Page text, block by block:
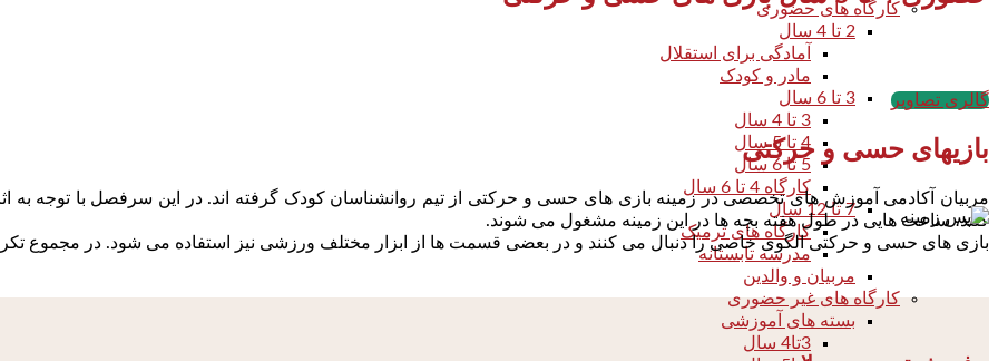
کارگاه های حضوری
2 تا 4 سال
آمادگی برای استقلال
مادر و کودک
3 تا 6 سال
3 تا 4 سال
4 تا 5 سال
5 تا 6 سال
کارگاه 4 تا 6 سال
7 تا 12 سال
کارگاه های ترمیک
مدرسه تابستانه
مربیان و والدین
کارگاه های غیر حضوری
بسته های آموزشی
3تا4 سال
گالری تصاویر
بازیهای حسی و حرکتی
مربیان آکادمی آموزش های تخصصی در زمینه بازی های حسی و حرکتی از تیم روانشناسان کودک گرفته اند. در این سرفصل با توجه به
کنند، ساعت هایی در طول هفته بچه ها در این زمینه مشغول می شوند.
بازی های حسی و حرکتی الگوی خاصی را دنبال می کنند و در بعضی قسمت ها از ابزار مختلف ورزشی نیز استفاده می شود. در مجموع